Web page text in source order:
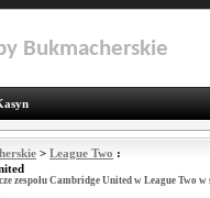
Bukmacherskie
> League Two :
zespołu Cambridge United w League Two w